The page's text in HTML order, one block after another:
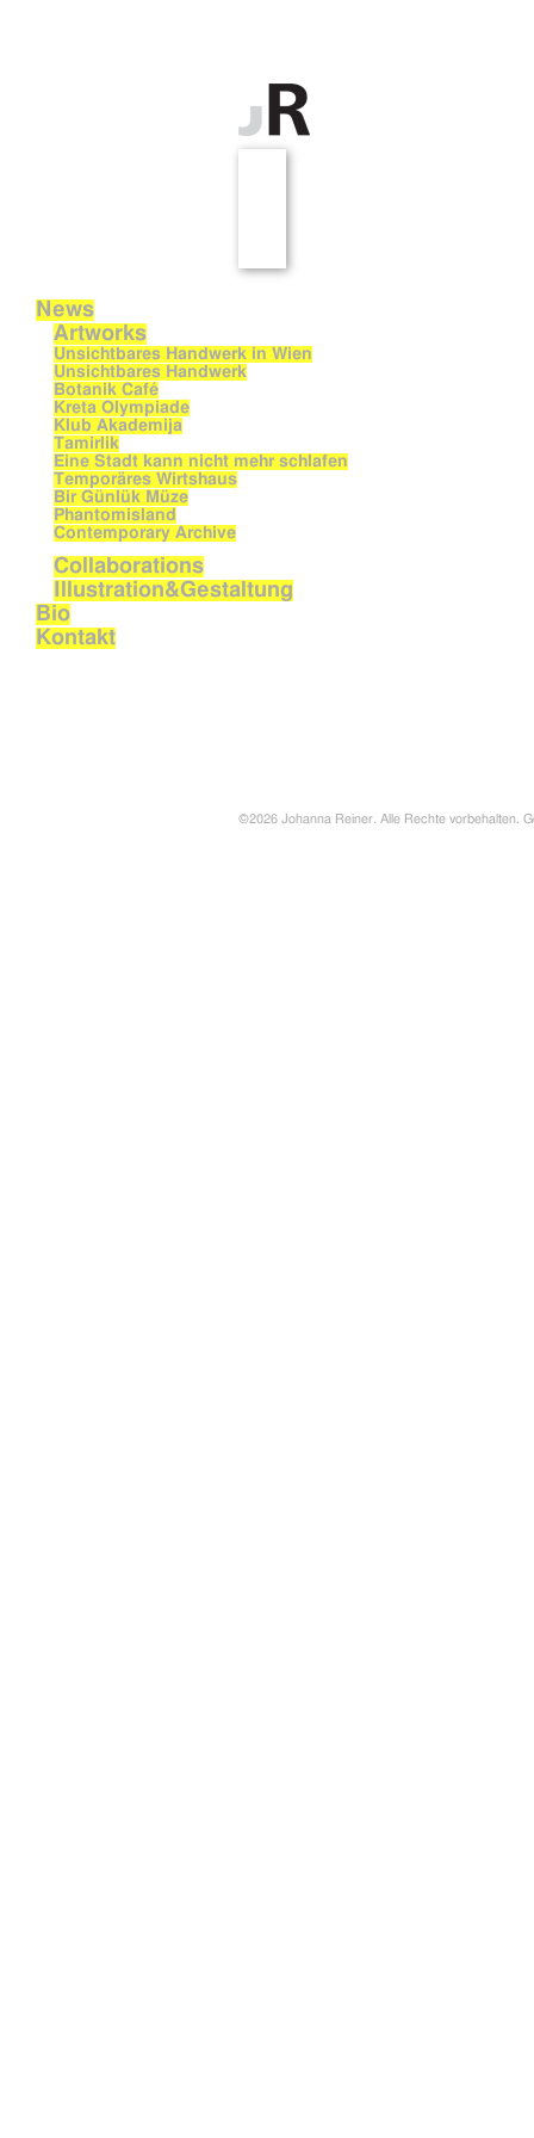
News
Artworks
Unsichtbares Handwerk in Wien
Unsichtbares Handwerk
Botanik Café
Kreta Olympiade
Klub Akademija
Tamirlik
Eine Stadt kann nicht mehr schlafen
Temporäres Wirtshaus
Bir Günlük Müze
Phantomisland
Contemporary Archive
Collaborations
Illustration&Gestaltung
Bio
Kontakt
©2026 Johanna Reiner. Alle Rechte vorbehalten.